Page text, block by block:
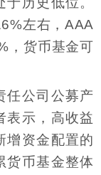
左右，AAA
，货币基金可
任公司公募产
表示，高收益
增资金配置的
货币基金整体